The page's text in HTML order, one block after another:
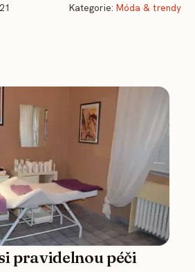
Kategorie: Móda & trendy
pravidelnou péči